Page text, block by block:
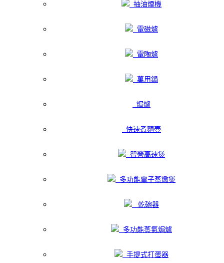
抽油煙機
電磁爐
電陶爐
萬用鍋
焗爐
快速煮麵壺
智營高速煲
多功能電子蒸燉煲
乾碗器
多功能蒸氣焗爐
手提式打蛋器